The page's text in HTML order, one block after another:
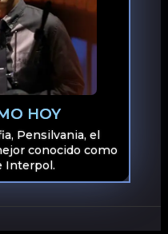
HOY
Pensilvania, el
conocido como
Interpol.